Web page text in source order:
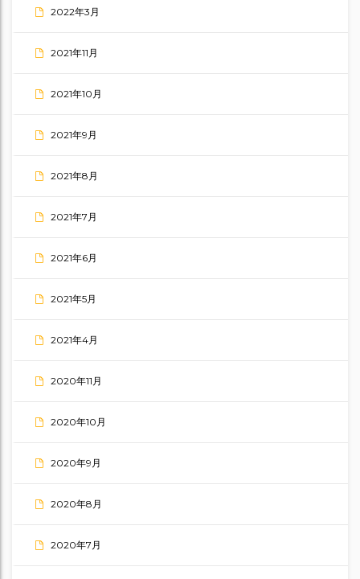
2022年3月
2021年11月
2021年10月
2021年9月
2021年8月
2021年7月
2021年6月
2021年5月
2021年4月
2020年11月
2020年10月
2020年9月
2020年8月
2020年7月